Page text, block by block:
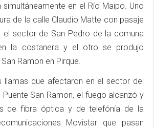
simultáneamente en el Río Maipo. Uno
de la calle Claudio Matte con pasaje
el sector de San Pedro de la comuna
la costanera y el otro se produjo
Ramon en Pirque.
llamas que afectaron en el sector del
Puente San Ramon, el fuego alcanzó y
de fibra óptica y de telefónía de la
Movistar que pasan